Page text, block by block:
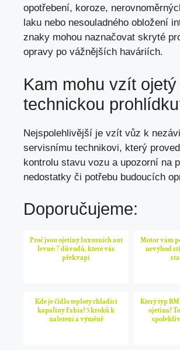
opotřebení, koroze,
laku nebo nesouladného obložení
znaky mohou naznačovat skryté
opravy po vážnějších haváriích.
Kam mohu vzít
technickou
Nejspolehlivější je vzít vůz k
servisnímu technikovi, který
kontrolu stavu vozu a upozorní na
nedostatky či potřebu budoucích
Doporučujeme:
Proč jsou ojetiny luxusních aut
levné: 7 důvodů, které vás
překvapí
Motor vám
nevýhod
Kde je čidlo teploty chladící
kapaliny Fabia? 5 kroků k
nalezení a výměně
Který typ
ojetina?